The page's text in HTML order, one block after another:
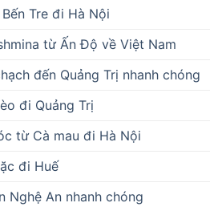
Tre đi Hà Nội
từ Ấn Độ về Việt Nam
đến Quảng Trị nhanh chóng
đi Quảng Trị
từ Cà mau đi Hà Nội
đi Huế
Nghệ An nhanh chóng